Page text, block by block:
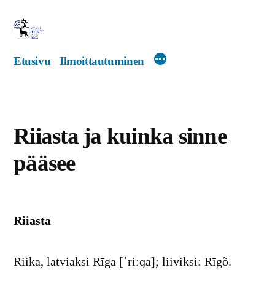
sisältöön
Etusivu Ilmoittautuminen
Riiasta ja kuinka sinne
pääsee
Riiasta
Riika, latviaksi Rīga [ˈriːɡa]; liiviksi: Rīgõ.